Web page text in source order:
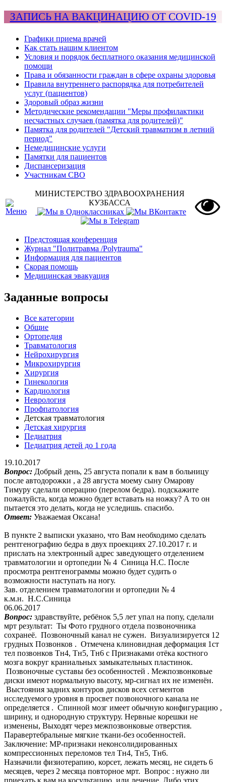
ЗАПИСЬ НА ВАКЦИНАЦИЮ ОТ COVID-19
Графики приема врачей
Как стать нашим клиентом
Условия и порядок бесплатного оказания медицинской
помощи
Права и обязанности граждан в сфере охраны здоровья
Правила внутреннего распорядка для потребителей
услуг (пациентов)
Здоровый образ жизни
Методические рекомендации "Меры профилактики
несчастных случаев (памятка для родителей)"
Памятка для родителей "Детский травматизм в летний
период"
Немедицинские услуги
Памятки для пациентов
Диспансеризация
Участникам СВО
МИНИСТЕРСТВО ЗДРАВООХРАНЕНИЯ
КУЗБАССА
Предстоящая конференция
Журнал "Политравма /Polytrauma"
Информация для пациентов
Скорая помощь
Медицинская эвакуация
Заданные вопросы
Все категории
Общие
Ортопедия
Травматология
Нейрохирургия
Микрохирургия
Хирургия
Гинекология
Кардиология
Неврология
Профпатология
Детская травматология
Детская хирургия
Педиатрия
Педиатрия детей до 1 года
19.10.2017
Вопрос: Добрый день, 25 августа попали к вам в больницу
после автодорожки , а 28 августа моему сыну Омарову
Тимуру сделали операцию (перелом бедра). подскажите
пожалуйста, когда можно будет вставать на ножку? А то он
пытается это делать, когда не уследишь. спасибо.
Ответ: Уважаемая Оксана!
В пункте 2 выписки указано, что Вам необходимо сделать
рентгенографию бедра в двух проекциях 27.10.2017 г. и
прислать на электронный адрес заведующего отделением
травматологии и ортопедии № 4 Синица Н.С. После
просмотра рентгенограммы можно будет судить о
возможности наступать на ногу.
Зав. отделением травматологии и ортопедии № 4
к.м.н. Н.С.Синица
06.06.2017
Вопрос: здравствуйте, ребёнок 5,5 лет упал на попу, сделали
мрт результат: Ты Фото грудного отдела позвоночника
сохранеё. Позвоночный канал не сужен. Визуализируется 12
грудных Позвонков . Отмечена клиновидная деформация 1ст
тел позвонков Тн4, Тн5, Тн6 с Признаками отёка костного
мозга вокруг краниальных замыкательных пластинок.
Позвоночные суставы без особенностей . Межпозвонковые
диски имеют нормальную высоту, мр-сигнал их не изменён.
Выстояния задних контуров дисков всех сегментов
исследуемого уровня в просвет позвоночного канала не
определяется . Спинной мозг имеет обычную конфигурацию ,
ширину, и однородную структуру. Нервные корешки не
изменены, Выходят через межпозвонковые отверстия.
Паравертебральные мягкие ткани-без особенностей.
Заключение: МР-признаки неконсолидированных
компрессионных переломов тел Тн4, Тн5, Тн6.
Назначили физиотерапию, корсет, лежать месяц, не сидеть 6
месяцев, через 2 месяца повторное мрт. Вопрос : нужно ли